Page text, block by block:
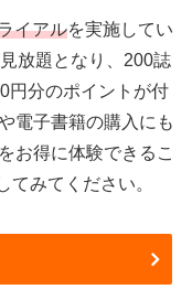
イアルを実施してい
放題となり、200誌
円分のポイントが付
電子書籍の購入にも
お得に体験できるこ
みてください。